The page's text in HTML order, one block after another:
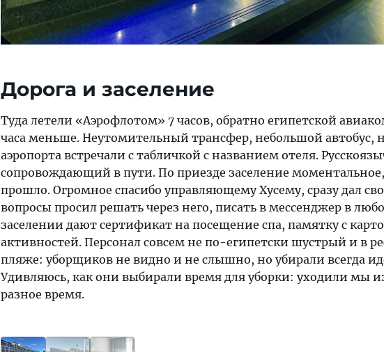
Дорога и заселение
Туда летели «Аэрофлотом» 7 часов, обратно египетской
часа меньше. Неутомительный трансфер, небольшой автобус,
аэропорта встречали с табличкой с названием отеля.
сопровождающий в пути. По приезде заселение
прошло. Огромное спасибо управляющему Хусему, сразу дал
вопросы просил решать через него, писать в мессенджер в
заселении дают сертификат на посещение спа, памятку с
активностей. Персонал совсем не по-египетски шустрый и в
пляже: уборщиков не видно и не слышно, но убирали всегда
Удивляюсь, как они выбирали время для уборки: уходили мы
разное время.